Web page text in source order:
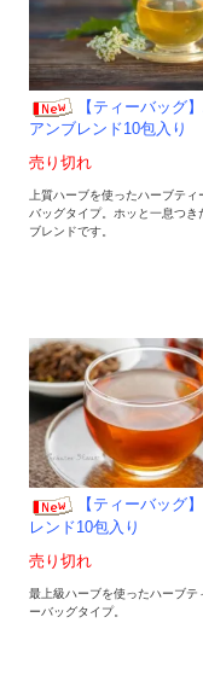
【ティーバッグ
アンブレンド10包入り
売り切れ
上質ハーブを使ったハーブティ
バッグタイプ。ホッと一息つき
ブレンドです。
【ティーバッグ
レンド10包入り
売り切れ
最上級ハーブを使ったハーブテ
ーバッグタイプ。